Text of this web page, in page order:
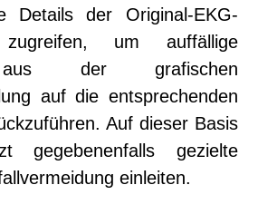
Details der Original-EKG-
zugreifen, um auffällige
aus der grafischen
auf die entsprechenden
Auf dieser Basis
gegebenenfalls gezielte
einleiten.